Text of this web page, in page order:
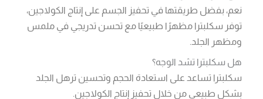
نعم، بفضل طريقتها في تحفيز الجسم على إنتاج الكولاجين،
توفر سكلبترا مظهرًا طبيعيًا مع تحسن تدريجي في ملمس
ومظهر الجلد.
هل سكلبترا تشد الوجه؟
سكلبترا تساعد على استعادة الحجم وتحسين ترهل الجلد
بشكل طبيعي من خلال تحفيز إنتاج الكولاجين.